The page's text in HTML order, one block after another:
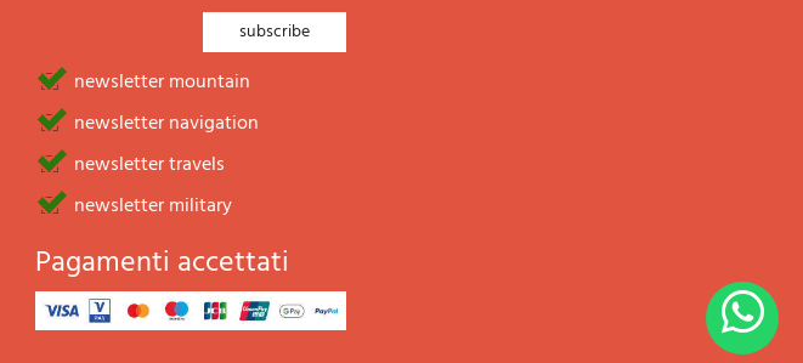
newsletter mountain
newsletter navigation
newsletter travels
newsletter military
Pagamenti accettati